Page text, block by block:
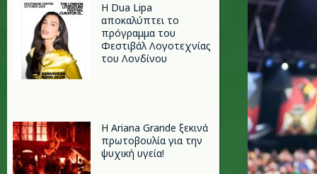
Η Dua Lipa
αποκαλύπτει το
πρόγραμμα του
Φεστιβάλ Λογοτεχνίας
του Λονδίνου
Η Ariana Grande ξεκινά
πρωτοβουλία για την
ψυχική υγεία!